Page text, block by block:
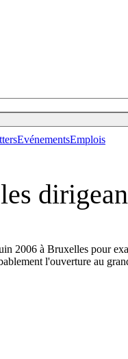
EvénementsEmplois
2006 à Bruxelles pour
l'ouverture au